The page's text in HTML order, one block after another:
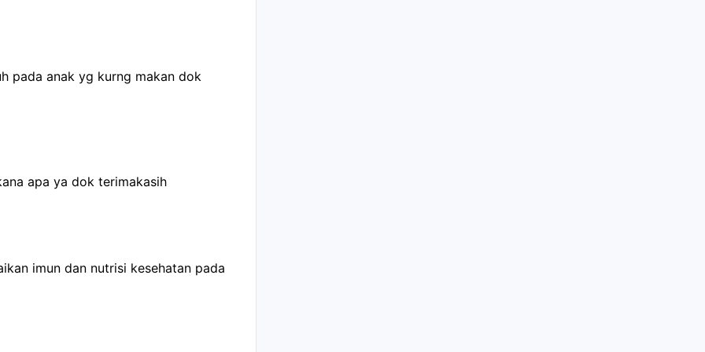
pada anak yg kurng makan dok
apa ya dok terimakasih
imun dan nutrisi kesehatan pada